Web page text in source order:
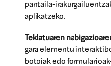
pantaila-
aplikatzeko.
Teklatuaren
gara elementu
botoiak edo